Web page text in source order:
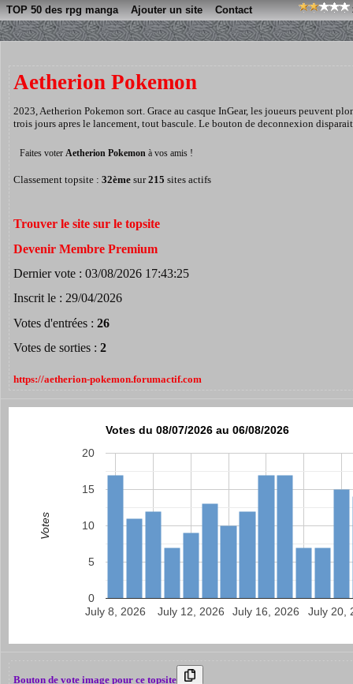
TOP 50 des rpg manga Ajouter un site Contact
Aetherion Pokemon
2023, Aetherion Pokemon sort. Grace au casque InGear, les joueurs peuvent
trois jours apres le lancement, tout bascule. Le bouton de deconnexion
Faites voter Aetherion Pokemon à vos amis !
Classement topsite : 32ème sur215 sites actifs
Trouver le site sur le topsite
Devenir Membre Premium
Dernier vote : 03/08/2026 17:43:25
Inscrit le : 29/04/2026
Votes d'entrées : 26
Votes de sorties : 2
https://aetherion-pokemon.forumactif.com
Votes du 08/07/2026 au 06/08/2026
July 8, 2026 July 12, 2026 July 16, 2026 July 20,
0
5
10
15
20
Votes
Bouton de vote image pour ce topsite